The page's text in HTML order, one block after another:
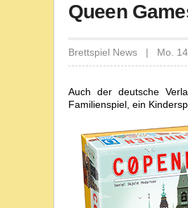
Queen
Brettspiel News | Mo.
Auch der deutsche
Familienspiel, ein